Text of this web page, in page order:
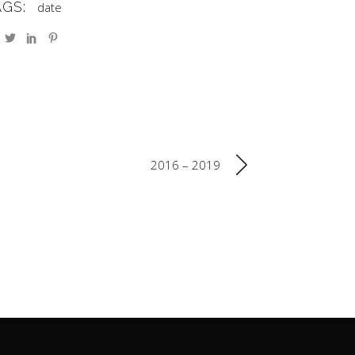
date
2016 – 2019